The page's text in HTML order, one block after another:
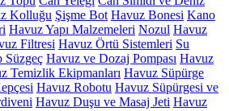
Kolluğu Şişme Bot Havuz Bonesi Kano
Havuz Yapı Malzemeleri Nozul Havuz
Filtresi Havuz Örtü Sistemleri Su
Süzgeç Havuz ve Dozaj Pompası Havuz
Temizlik Ekipmanları Havuz Süpürge
Havuz Robotu Havuz Süpürgesi ve
Havuz Duşu ve Masaj Jeti Havuz